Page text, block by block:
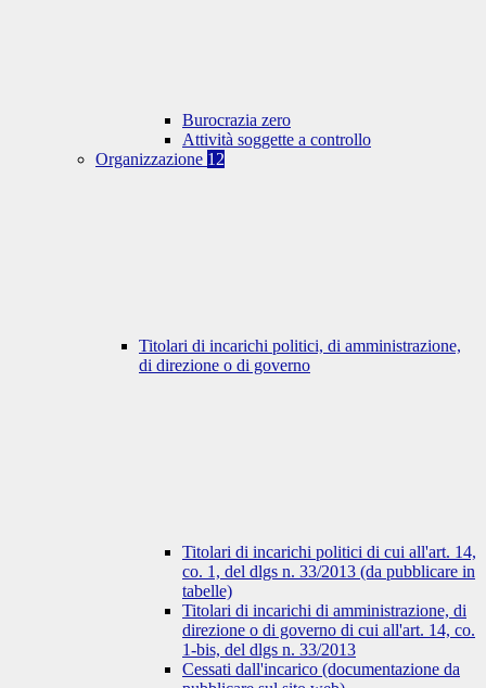
Burocrazia zero
Attività soggette a controllo
Organizzazione 12
Titolari di incarichi politici, di amministrazione,
di direzione o di governo
Titolari di incarichi politici di cui all'art. 14,
co. 1, del dlgs n. 33/2013 (da pubblicare in
tabelle)
Titolari di incarichi di amministrazione, di
direzione o di governo di cui all'art. 14, co.
1-bis, del dlgs n. 33/2013
Cessati dall'incarico (documentazione da